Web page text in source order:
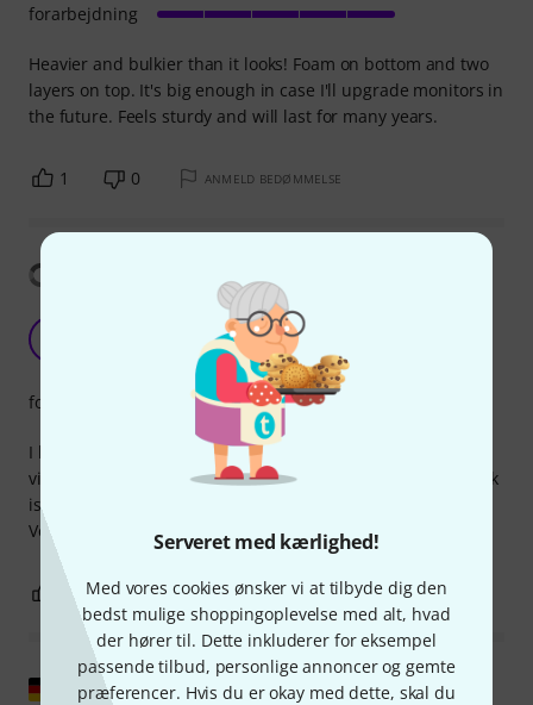
Serveret med kærlighed!
Med vores cookies ønsker vi at tilbyde dig den
bedst mulige shoppingoplevelse med alt, hvad
der hører til. Dette inkluderer for eksempel
passende tilbud, personlige annoncer og gemte
præferencer. Hvis du er okay med dette, skal du
Heavier and bulkier than it looks! Foam on bottom and two
layers on top. It's big enough in case I'll upgrade monitors in
the future. Feels sturdy and will last for many years.
forarbejdning
1 0 ANMELD BEDØMMELSE
m33n 25.08.2025
I bought the t.akustik ISO-Base to help reduce floor
vibrations, and it really works. The sound and vibration leak
is noticeably reduced in the room below my home studio.
Very happy with the result
forarbejdning
0 ANMELD BEDØMMELSE
Vis original